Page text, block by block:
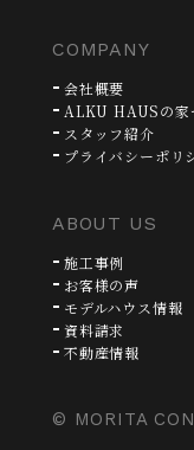
COMPANY
会社概要
ALKU HAUSの家
スタッフ紹介
プライバシーポリ
ABOUT US
施工事例
お客様の声
モデルハウス情報
資料請求
不動産情報
© MORITA